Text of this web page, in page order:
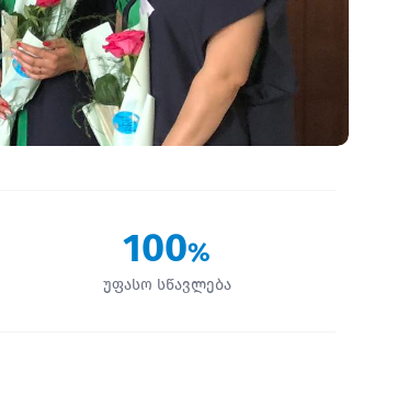
100%
უფასო სწავლება